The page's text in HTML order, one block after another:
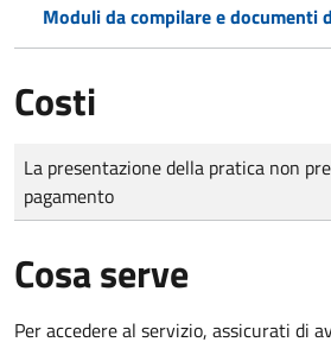
Moduli da compilare e documenti
Costi
Tipo di pagamento
Importo
La presentazione della pratica non
pagamento
Cosa serve
Per accedere al servizio, assicurati di